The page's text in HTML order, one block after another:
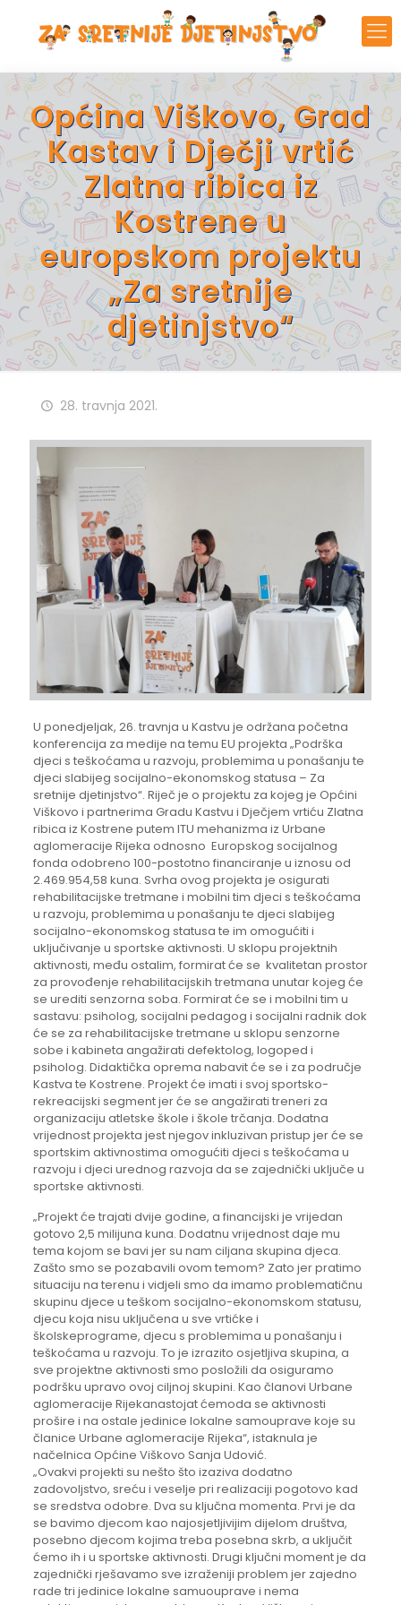
Općina Viškovo, Grad
Kastav i Dječji vrtić
Zlatna ribica iz
Kostrene u
europskom projektu
„Za sretnije
djetinjstvo“
28. travnja 2021.
U ponedjeljak, 26. travnja u Kastvu je održana početna
konferencija za medije na temu EU projekta „Podrška
djeci s teškoćama u razvoju, problemima u ponašanju te
djeci slabijeg socijalno-ekonomskog statusa – Za
sretnije djetinjstvo“. Riječ je o projektu za kojeg je Općini
Viškovo i partnerima Gradu Kastvu i Dječjem vrtiću Zlatna
ribica iz Kostrene putem ITU mehanizma iz Urbane
aglomeracije Rijeka odnosno Europskog socijalnog
fonda odobreno 100-postotno financiranje u iznosu od
2.469.954,58 kuna. Svrha ovog projekta je osigurati
rehabilitacijske tretmane i mobilni tim djeci s teškoćama
u razvoju, problemima u ponašanju te djeci slabijeg
socijalno-ekonomskog statusa te im omogućiti i
uključivanje u sportske aktivnosti. U sklopu projektnih
aktivnosti, među ostalim, formirat će se kvalitetan prostor
za provođenje rehabilitacijskih tretmana unutar kojeg će
se urediti senzorna soba. Formirat će se i mobilni tim u
sastavu: psiholog, socijalni pedagog i socijalni radnik dok
će se za rehabilitacijske tretmane u sklopu senzorne
sobe i kabineta angažirati defektolog, logoped i
psiholog. Didaktička oprema nabavit će se i za područje
Kastva te Kostrene. Projekt će imati i svoj sportsko-
rekreacijski segment jer će se angažirati treneri za
organizaciju atletske škole i škole trčanja. Dodatna
vrijednost projekta jest njegov inkluzivan pristup jer će se
sportskim aktivnostima omogućiti djeci s teškoćama u
razvoju i djeci urednog razvoja da se zajednički uključe u
sportske aktivnosti.
„Projekt će trajati dvije godine, a financijski je vrijedan
gotovo 2,5 milijuna kuna. Dodatnu vrijednost daje mu
tema kojom se bavi jer su nam ciljana skupina djeca.
Zašto smo se pozabavili ovom temom? Zato jer pratimo
situaciju na terenu i vidjeli smo da imamo problematičnu
skupinu djece u teškom socijalno-ekonomskom statusu,
djecu koja nisu uključena u sve vrtićke i
školskeprograme, djecu s problemima u ponašanju i
teškoćama u razvoju. To je izrazito osjetljiva skupina, a
sve projektne aktivnosti smo posložili da osiguramo
podršku upravo ovoj ciljnoj skupini. Kao članovi Urbane
aglomeracije Rijekanastojat ćemoda se aktivnosti
prošire i na ostale jedinice lokalne samouprave koje su
članice Urbane aglomeracije Rijeka“, istaknula je
načelnica Općine Viškovo Sanja Udović.
„Ovakvi projekti su nešto što izaziva dodatno
zadovoljstvo, sreću i veselje pri realizaciji pogotovo kad
se sredstva odobre. Dva su ključna momenta. Prvi je da
se bavimo djecom kao najosjetljivijim dijelom društva,
posebno djecom kojima treba posebna skrb, a uključit
ćemo ih i u sportske aktivnosti. Drugi ključni moment je da
zajednički rješavamo sve izraženiji problem jer zajedno
rade tri jedinice lokalne samuouprave i nema